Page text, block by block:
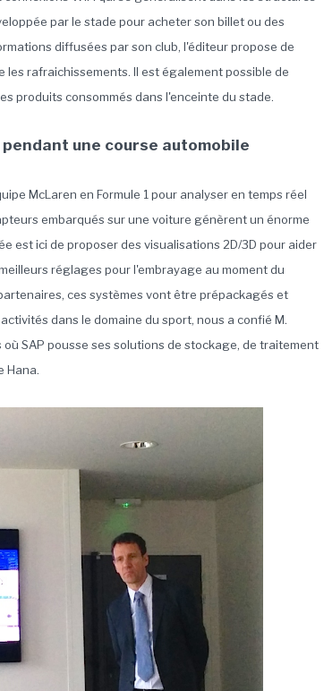
par le stade pour acheter son billet ou des
diffusées par son club, l'éditeur propose de
rafraichissements. Il est également possible de
produits consommés dans l'enceinte du stade.
une course automobile
McLaren en Formule 1 pour analyser en temps réel
embarqués sur une voiture génèrent un énorme
est ici de proposer des visualisations 2D/3D pour aider
réglages pour l'embrayage au moment du
ces systèmes vont être prépackagés et
dans le domaine du sport, nous a confié M.
SAP pousse ses solutions de stockage, de traitement
Hana.